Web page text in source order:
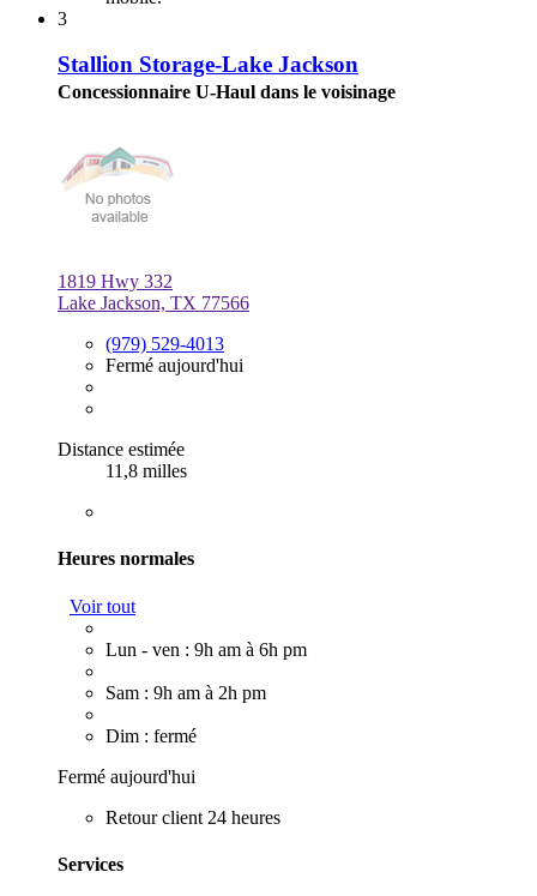
3
Stallion Storage-Lake Jackson
Concessionnaire U-Haul dans le voisinage
1819 Hwy 332
Lake Jackson, TX 77566
(979) 529-4013
Fermé aujourd'hui
Distance estimée
11,8 milles
Heures normales
Voir tout
Lun - ven : 9h am à 6h pm
Sam : 9h am à 2h pm
Dim : fermé
Fermé aujourd'hui
Retour client 24 heures
Services